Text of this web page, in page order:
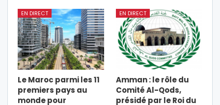
EN DIRECT
Le Maroc parmi les 11
premiers pays au
monde pour
EN DIRECT
Amman : le rôle du
Comité Al-Qods,
présidé par le Roi du